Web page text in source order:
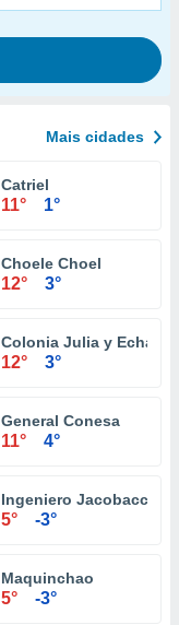
Mais cidades
Catriel
11° 1°
Choele Choel
12° 3°
Colonia Julia y
12° 3°
General Conesa
11° 4°
Ingeniero Jacobacci
5° -3°
Maquinchao
5° -3°